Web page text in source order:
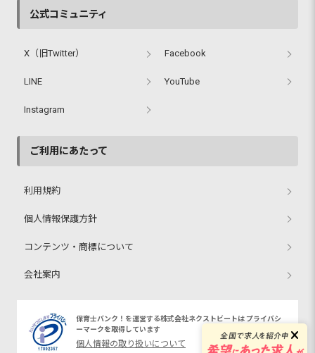
公式コミュニティ
X（旧Twitter） Facebook
LINE YouTube
Instagram
ご利用にあたって
利用規約
個人情報保護方針
コンテンツ・商標について
会社案内
保育士バンク！を運営する株式会社ネクストビートは プライバシ
ーマークを取得しています
個人情報の取り扱いについて